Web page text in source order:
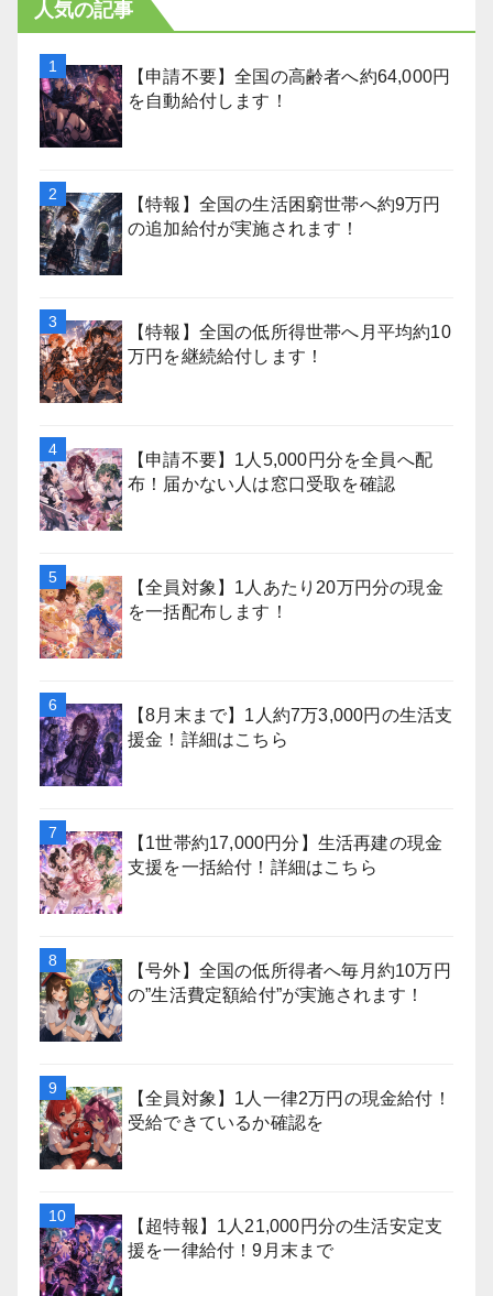
人気の記事
【申請不要】全国の高齢者へ約64,000円
を自動給付します！
【特報】全国の生活困窮世帯へ約9万円
の追加給付が実施されます！
【特報】全国の低所得世帯へ月平均約10
万円を継続給付します！
【申請不要】1人5,000円分を全員へ配
布！届かない人は窓口受取を確認
【全員対象】1人あたり20万円分の現金
を一括配布します！
【8月末まで】1人約7万3,000円の生活支
援金！詳細はこちら
【1世帯約17,000円分】生活再建の現金
支援を一括給付！詳細はこちら
【号外】全国の低所得者へ毎月約10万円
の”生活費定額給付”が実施されます！
【全員対象】1人一律2万円の現金給付！
受給できているか確認を
【超特報】1人21,000円分の生活安定支
援を一律給付！9月末まで